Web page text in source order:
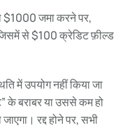
$1000 जमा करने पर,
से $100 क्रेडिट फ़ील्ड
में उपयोग नहीं किया जा
के बराबर या उससे कम हो
रद्द होने पर, सभी